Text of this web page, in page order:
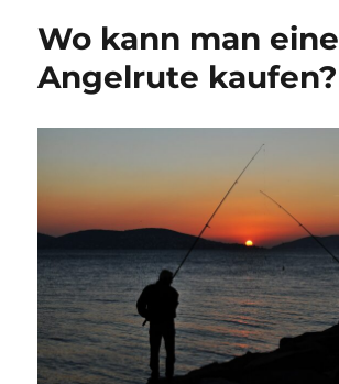
einer
Bologneserute
angelt
Wo kann man eine
Angelrute kaufen?